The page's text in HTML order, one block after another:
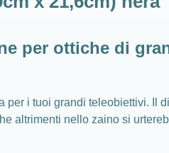
per ottiche di
i tuoi grandi teleobiettivi. Il
altrimenti nello zaino si